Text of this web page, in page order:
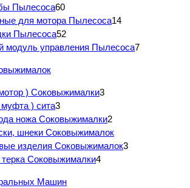
Пылесоса60
для мотора Пылесоса14
Пылесоса52
модуль управления Пылесоса7
) Соковыжималки3
) сита3
ножа Соковыжималки2
шнеки Соковыжималок
изделия Соковыжималок3
терка Соковыжималки4
Машин